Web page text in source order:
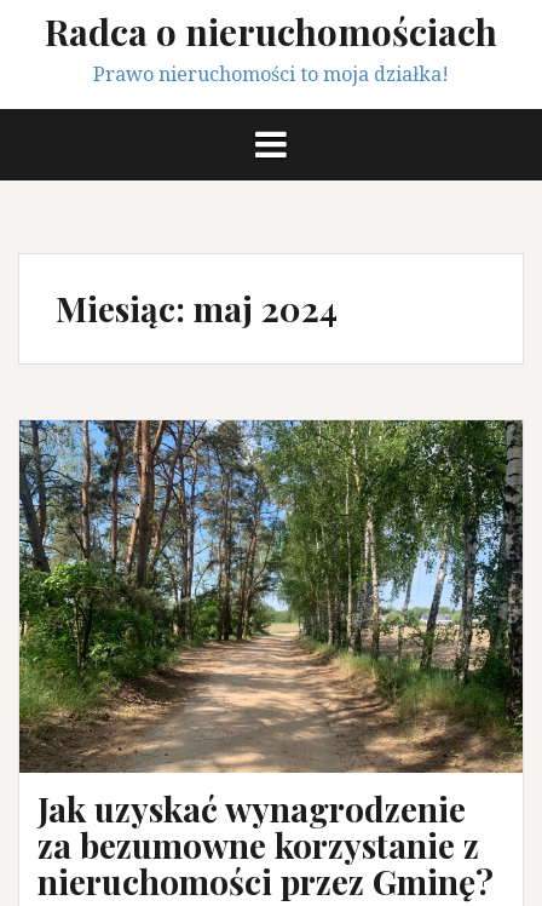
Radca o nieruchomościach
Prawo nieruchomości to moja działka!
Miesiąc: maj 2024
Jak uzyskać wynagrodzenie
za bezumowne korzystanie z
nieruchomości przez Gminę?